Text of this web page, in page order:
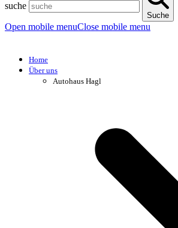
suche
Suche
Open mobile menuClose mobile menu
Home
Über uns
Autohaus Hagl